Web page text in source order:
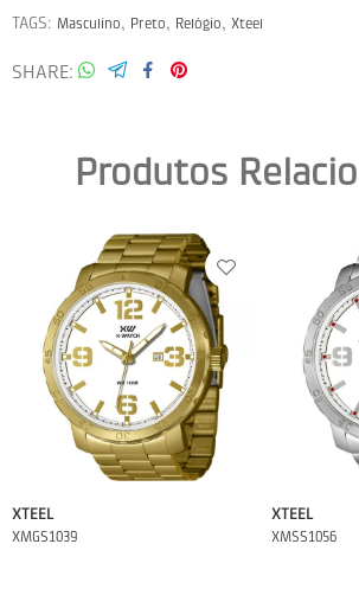
TAGS: Masculino, Preto, Relógio, Xteel
SHARE
Produtos
XTEEL
XMGS1039
XTEEL
XMSS1056